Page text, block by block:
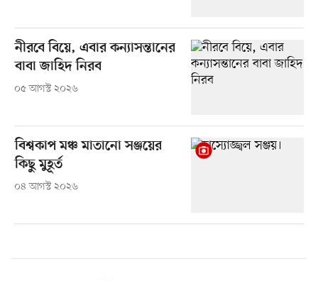
নীরবে বিয়ে, এবার কন্যাসন্তানের
বাবা জাহিদ নিরব
০৫ আগস্ট ২০২৬
বিশ্বকাপ মঞ্চ মাতানো সঞ্জয়ের
কিছু মুহূর্ত
০৪ আগস্ট ২০২৬